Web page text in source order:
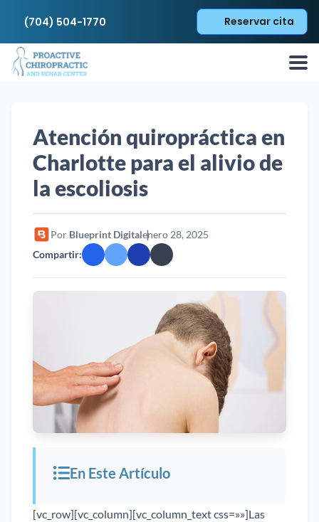
(704) 504-1770 Reservar cita
Atención quiropráctica en
Charlotte para el alivio de
la escoliosis
Por Blueprint Digitalenero 28, 2025
Compartir:
En Este Artículo
[vc_row][vc_column][vc_column_text css=»»]Las